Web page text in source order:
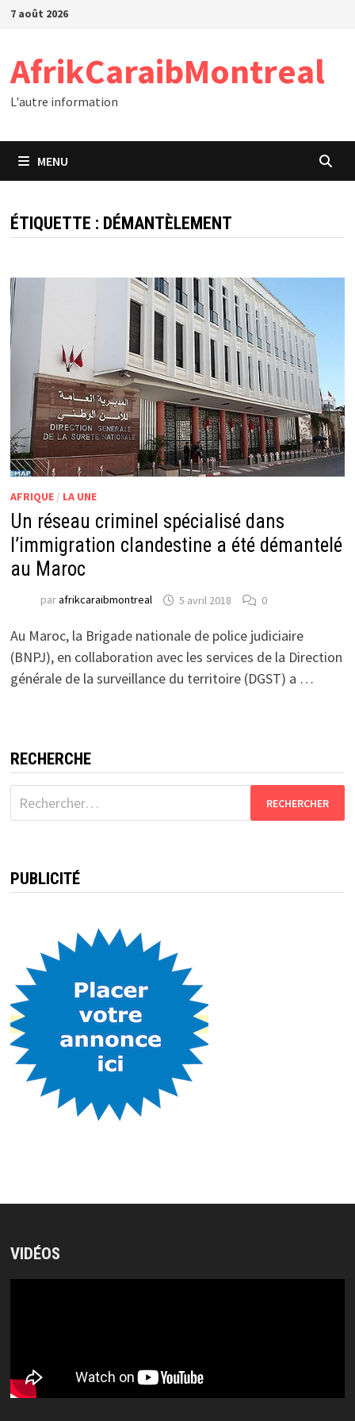
Passer
7 août 2026
AfrikCaraibMontreal
L'autre information
MENU
ÉTIQUETTE : DÉMANTÈLEMENT
AFRIQUE/ LA UNE
Un réseau criminel spécialisé dans
l’immigration clandestine a été démantelé
au Maroc
parafrikcaraibmontreal 5 avril 2018 0
Au Maroc, la Brigade nationale de police judiciaire
(BNPJ), en collaboration avec les services de la Direction
générale de la surveillance du territoire (DGST) a …
RECHERCHE
Rechercher :
PUBLICITÉ
VIDÉOS